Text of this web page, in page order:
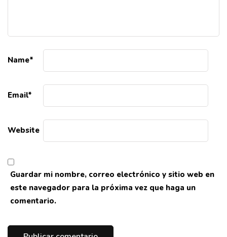
Name*
Email*
Website
Guardar mi nombre, correo electrónico y sitio web en
este navegador para la próxima vez que haga un
comentario.